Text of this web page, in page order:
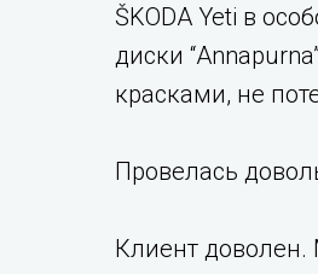
ŠKODA Yeti в
диски
красками, не
Провелась
Клиент